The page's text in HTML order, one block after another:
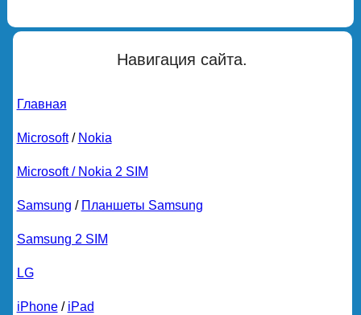
Навигация сайта.
Главная
Microsoft/ Nokia
Microsoft / Nokia 2 SIM
Samsung / Планшеты Samsung
Samsung 2 SIM
LG
iPhone/ iPad